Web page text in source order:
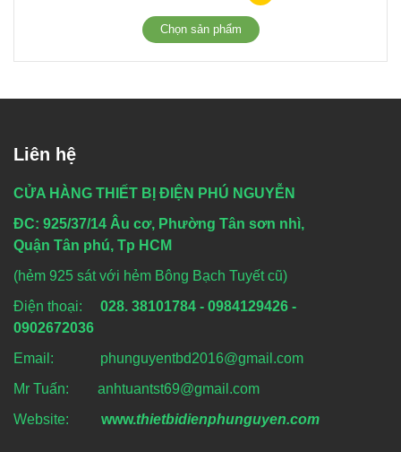
Chọn sản phẩm
Liên hệ
CỬA HÀNG THIẾT BỊ ĐIỆN PHÚ NGUYỄN
ĐC: 925/37/14 Âu cơ, Phường Tân sơn nhì,
Quận Tân phú, Tp HCM
(hẻm 925 sát với hẻm Bông Bạch Tuyết cũ)
Điện thoại: 028. 38101784 - 0984129426 -
0902672036
Email: phunguyentbd2016@gmail.com
Mr Tuấn: anhtuantst69@gmail.com
Website:
www.thietbidienphunguyen.com